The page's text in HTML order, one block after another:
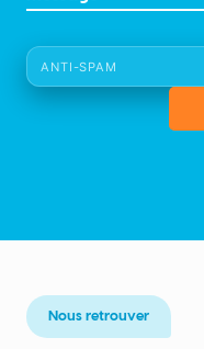
ANTI-SPAM
Nous retrouver